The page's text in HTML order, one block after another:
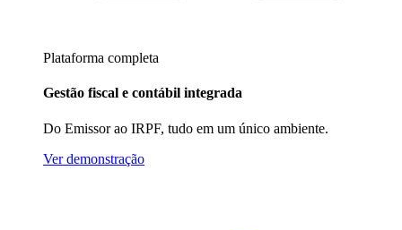
Plataforma completa
Gestão fiscal e contábil integrada
Do Emissor ao IRPF, tudo em um único ambiente.
Ver demonstração